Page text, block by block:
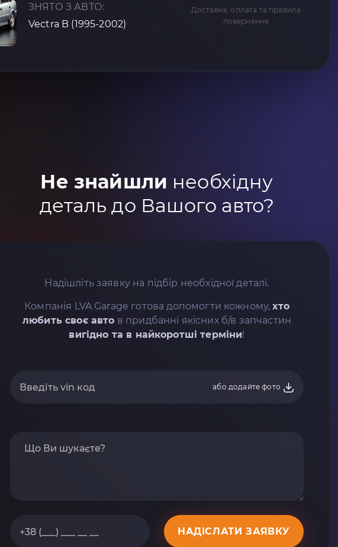
ЗНЯТО З АВТО:
Vectra B (1995-2002)
Доставка, оплата та правила
повернення
Не знайшли необхідну
деталь до Вашого авто?
Надішліть заявку на підбір необхідної деталі.
Компанія LVA Garage готова допомогти кожному,хто
любить своє авто в придбанні якісних б/в запчастин
вигідно та в найкоротші терміни!
або додайте фото
НАДІСЛАТИ ЗАЯВКУ